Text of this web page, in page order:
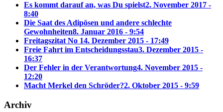
Es kommt darauf an, was Du spielst2. November 2017 -
8:40
Die Saat des Adipösen und andere schlechte
Gewohnheiten8. Januar 2016 - 9:54
Freitagszitat No 14. Dezember 2015 - 17:49
Freie Fahrt im Entscheidungsstau3. Dezember 2015 -
16:37
Der Fehler in der Verantwortung4. November 2015 -
12:20
Macht Merkel den Schröder?2. Oktober 2015 - 9:59
Archiv